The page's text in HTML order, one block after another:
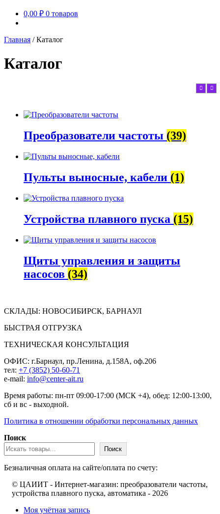
0,00 ₽ 0 товаров
Главная /Каталог
Каталог
Преобразователи частоты (39)
Пульты выносные, кабели (1)
Устройства плавного пуска (15)
Щиты управления и защиты
насосов (34)
СКЛАДЫ: НОВОСИБИРСК, БАРНАУЛ
БЫСТРАЯ ОТГРУЗКА
ТЕХНИЧЕСКАЯ КОНСУЛЬТАЦИЯ
ОФИС: г.Барнаул, пр.Ленина, д.158А, оф.206
тел: +7 (3852) 50-60-71
e-mail: info@center-ait.ru
Время работы: пн-пт 09:00-17:00 (МСК +4), обед: 12:00-13:00,
сб и вс - выходной.
Политика в отношении обработки персональных данных
Поиск
Поиск
Безналичная оплата на сайте/оплата по счету:
© ЦАИИТ - Интернет-магазин: преобразователи частоты,
устройства плавного пуска, автоматика - 2026
Моя учётная запись